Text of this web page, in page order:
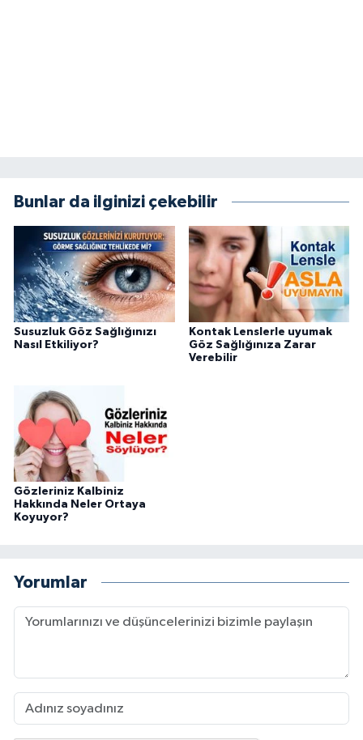
Bunlar da ilginizi çekebilir
Susuzluk Göz Sağlığınızı
Nasıl Etkiliyor?
Kontak Lenslerle uyumak
Göz Sağlığınıza Zarar
Verebilir
Gözleriniz Kalbiniz
Hakkında Neler Ortaya
Koyuyor?
Yorumlar